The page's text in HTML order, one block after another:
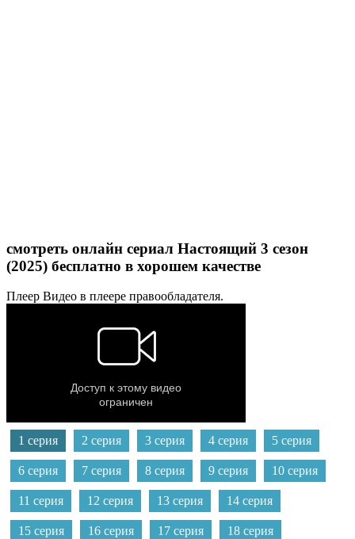
смотреть онлайн сериал Настоящий 3 сезон
(2025) бесплатно в хорошем качестве
Плеер Видео в плеере правообладателя.
1 серия 2 серия 3 серия 4 серия 5 серия
6 серия 7 серия 8 серия 9 серия 10 серия
11 серия 12 серия 13 серия 14 серия
15 серия 16 серия 17 серия 18 серия